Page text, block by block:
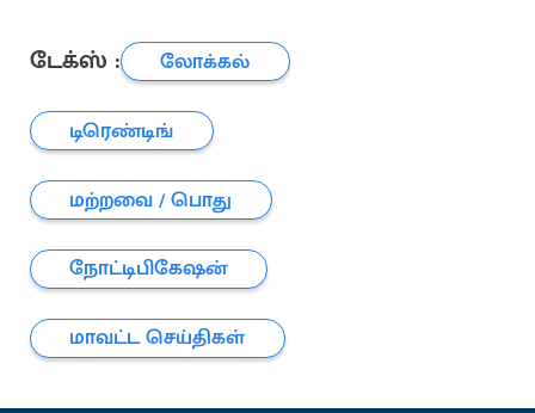
டேக்ஸ் :
லோக்கல்
டிரெண்டிங்
மற்றவை / பொது
நோட்டிபிகேஷன்
மாவட்ட செய்திகள்